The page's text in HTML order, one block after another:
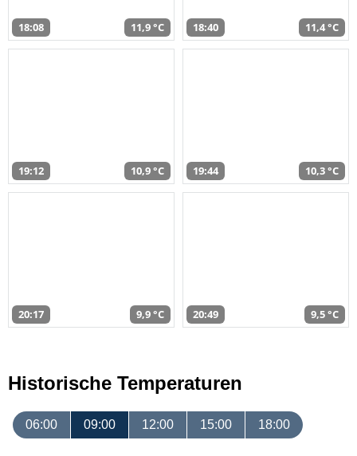
18:08 11,9 °C 18:40 11,4 °C
19:12 10,9 °C 19:44 10,3 °C
20:17 9,9 °C 20:49 9,5 °C
Historische Temperaturen
06:00 09:00 12:00 15:00 18:00